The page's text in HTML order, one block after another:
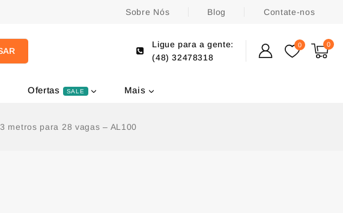
Sobre Nós Blog Contate-nos
Ligue para a gente:
(48) 32478318
0 0
Ofertas SALE Mais
metros para 28 vagas – AL100